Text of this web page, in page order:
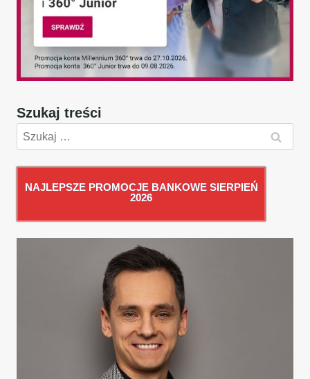
Szukaj treści
Szukaj:
NAJLEPSZE PROMOCJE BANKOWE SIERPIEŃ
2026